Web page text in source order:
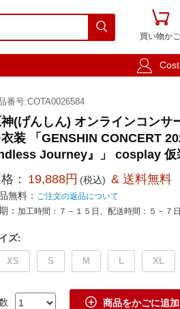


買い物かご

番号:COTA0026584
(げんしん) オンラインコンサ
衣装 「GENSHIN CONCERT
Journey』」 cosplay 仮
：
19,888円 (税込) & 送料無料
無料： ご注文の返品について
： 加工時間：７－１５日、配送時間：５－７
ズ:
XS S M L XL
 商品をかごに追加